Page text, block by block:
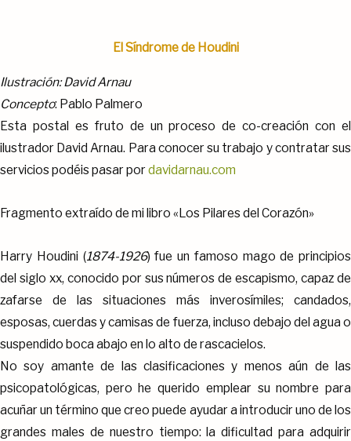
El Síndrome de Houdini
Ilustración: David Arnau
Concepto: Pablo Palmero
Esta postal es fruto de un proceso de co-creación con el
ilustrador David Arnau. Para conocer su trabajo y contratar sus
servicios podéis pasar pordavidarnau.com
Fragmento extraído de mi libro «Los Pilares del Corazón»
Harry Houdini (1874-1926) fue un famoso mago de principios
del siglo xx, conocido por sus números de escapismo, capaz de
zafarse de las situaciones más inverosímiles; candados,
esposas, cuerdas y camisas de fuerza, incluso debajo del agua o
suspendido boca abajo en lo alto de rascacielos.
No soy amante de las clasificaciones y menos aún de las
psicopatológicas, pero he querido emplear su nombre para
acuñar un término que creo puede ayudar a introducir uno de los
grandes males de nuestro tiempo: la dificultad para adquirir